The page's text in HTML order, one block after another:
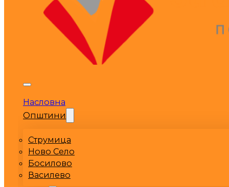
Насловна
Општини
Струмица
Ново Село
Босилово
Василево